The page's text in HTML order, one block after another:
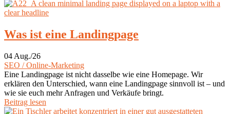
Was ist eine Landingpage
04 Aug./26
SEO / Online-Marketing
Eine Landingpage ist nicht dasselbe wie eine Homepage. Wir
erklären den Unterschied, wann eine Landingpage sinnvoll ist – und
wie sie euch mehr Anfragen und Verkäufe bringt.
Beitrag lesen